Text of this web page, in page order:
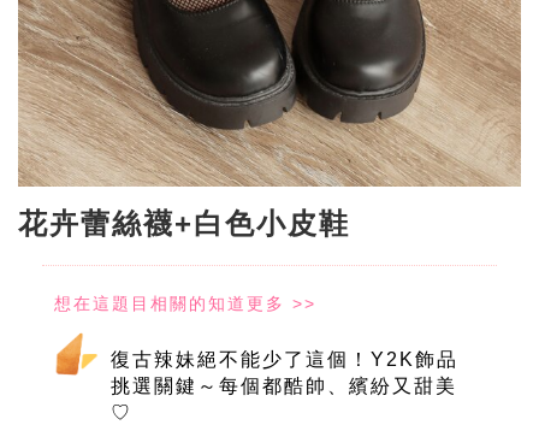
花卉蕾絲襪+白色小皮鞋
復古辣妹絕不能少了這個！Y2K飾品
挑選關鍵～每個都酷帥、繽紛又甜美
♡